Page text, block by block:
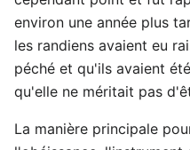
environ une année plus
les randiens avaient eu
péché et qu'ils avaient
qu'elle ne méritait pas
La manière principale